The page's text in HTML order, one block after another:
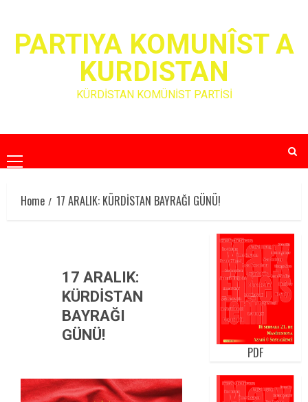
contentPARTIYA KOMUNÎST A
KURDISTAN
KÜRDİSTAN KOMÜNİST PARTİSİ
Primary
Menu
Home
17 ARALIK: KÜRDİSTAN BAYRAĞI GÜNÜ!
17 ARALIK:
KÜRDİSTAN
BAYRAĞI
GÜNÜ!
PDF